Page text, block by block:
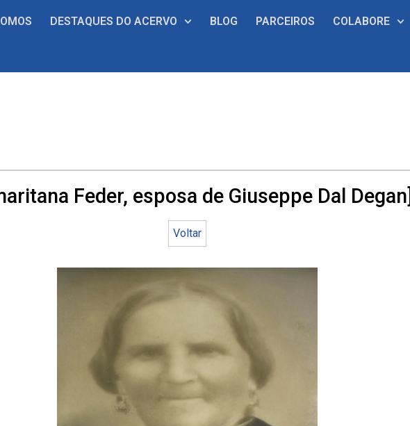
DESTAQUES DO ACERVO BLOG PARCEIROS COLABORE
Feder, esposa de Giuseppe Dal Degan]
Voltar